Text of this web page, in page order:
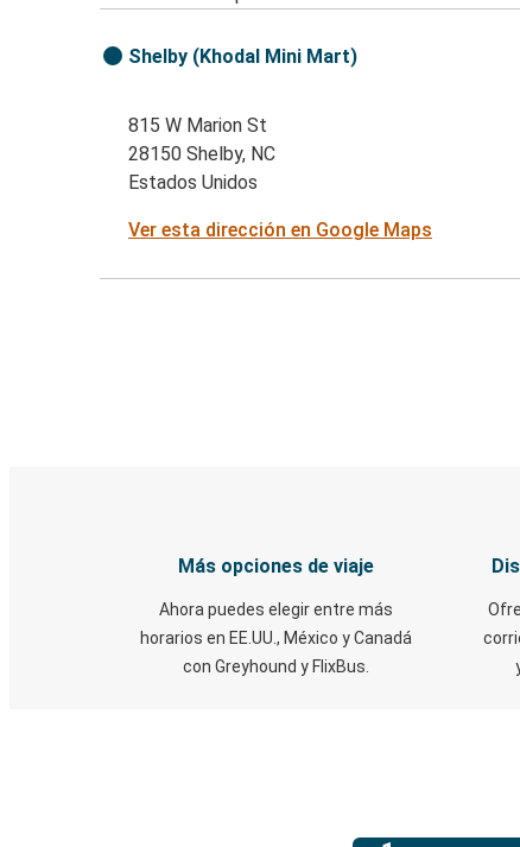
Shelby (Khodal Mini Mart)
815 W Marion St
28150 Shelby, NC
Estados Unidos
Ver esta dirección en Google Maps
Más opciones de viaje
Ahora puedes elegir entre más
horarios en EE.UU., México y Canadá
con Greyhound y FlixBus.